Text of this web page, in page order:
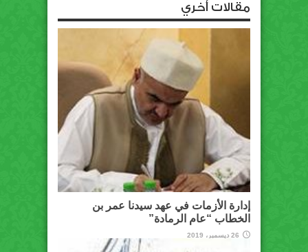
مقالات أخري
إدارة الأزمات في عهد سيدنا عمر بن
الخطاب “عام الرمادة”
26 ديسمبر، 2019